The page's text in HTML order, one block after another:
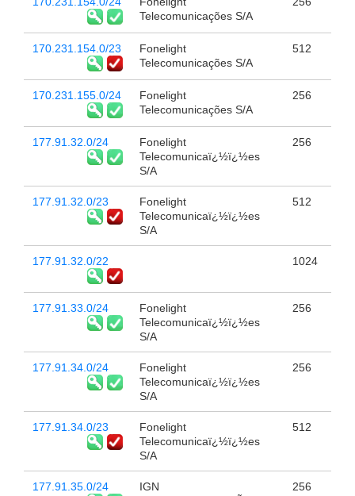
Telecomunicações S/A
170.231.154.0/23
Fonelight
Telecomunicações S/A
512
170.231.155.0/24
Fonelight
Telecomunicações S/A
256
177.91.32.0/24
Fonelight
Telecomunicaï¿½ï¿½es
S/A
256
177.91.32.0/23
Fonelight
Telecomunicaï¿½ï¿½es
S/A
512
177.91.32.0/22 1024
177.91.33.0/24
Fonelight
Telecomunicaï¿½ï¿½es
S/A
256
177.91.34.0/24
Fonelight
Telecomunicaï¿½ï¿½es
S/A
256
177.91.34.0/23
Fonelight
Telecomunicaï¿½ï¿½es
S/A
512
177.91.35.0/24
IGN
256